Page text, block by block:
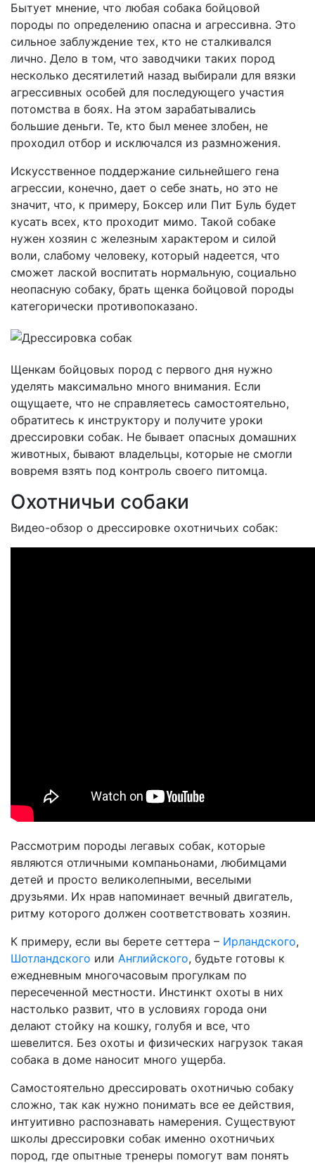
Бытует мнение, что любая собака бойцовой
породы по определению опасна и агрессивна. Это
сильное заблуждение тех, кто не сталкивался
лично. Дело в том, что заводчики таких пород
несколько десятилетий назад выбирали для вязки
агрессивных особей для последующего участия
потомства в боях. На этом зарабатывались
большие деньги. Те, кто был менее злобен, не
проходил отбор и исключался из размножения.
Искусственное поддержание сильнейшего гена
агрессии, конечно, дает о себе знать, но это не
значит, что, к примеру, Боксер или Пит Буль будет
кусать всех, кто проходит мимо. Такой собаке
нужен хозяин с железным характером и силой
воли, слабому человеку, который надеется, что
сможет лаской воспитать нормальную, социально
неопасную собаку, брать щенка бойцовой породы
категорически противопоказано.
Щенкам бойцовых пород с первого дня нужно
уделять максимально много внимания. Если
ощущаете, что не справляетесь самостоятельно,
обратитесь к инструктору и получите уроки
дрессировки собак. Не бывает опасных домашних
животных, бывают владельцы, которые не смогли
вовремя взять под контроль своего питомца.
Охотничьи собаки
Видео-обзор о дрессировке охотничьих собак:
Рассмотрим породы легавых собак, которые
являются отличными компаньонами, любимцами
детей и просто великолепными, веселыми
друзьями. Их нрав напоминает вечный двигатель,
ритму которого должен соответствовать хозяин.
К примеру, если вы берете сеттера – Ирландского,
Шотландского или Английского, будьте готовы к
ежедневным многочасовым прогулкам по
пересеченной местности. Инстинкт охоты в них
настолько развит, что в условиях города они
делают стойку на кошку, голубя и все, что
шевелится. Без охоты и физических нагрузок такая
собака в доме наносит много ущерба.
Самостоятельно дрессировать охотничью собаку
сложно, так как нужно понимать все ее действия,
интуитивно распознавать намерения. Существуют
школы дрессировки собак именно охотничьих
пород, где опытные тренеры помогут вам понять